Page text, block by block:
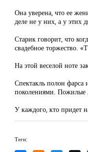
Она уверена, что ее
деле не у них, а у этих
Старик говорит, что
свадебное торжество.
На этой веселой ноте
Спектакль полон фарса
поколениями. Пожилые
У каждого, кто придет
Теги: